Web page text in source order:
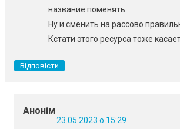
название поменять.
Ну и сменить на рассово
Кстати этого ресурса тоже
Відповісти
Анонім
23.05.2023 о 15:29